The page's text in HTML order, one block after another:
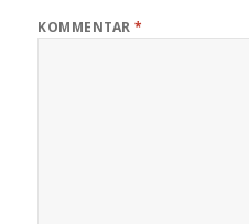
KOMMENTAR*